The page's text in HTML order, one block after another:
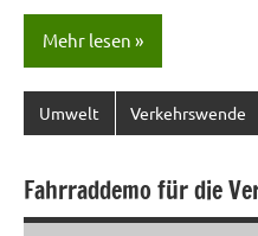
Mehr lesen
Umwelt Verkehrswende
Fahrraddemo für die